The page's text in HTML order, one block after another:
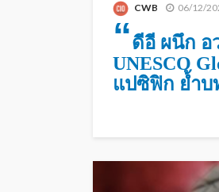
CWB 06/12/
“ดีอี ผนึก อ
UNESCO
แปซิฟิก ย้ำบ